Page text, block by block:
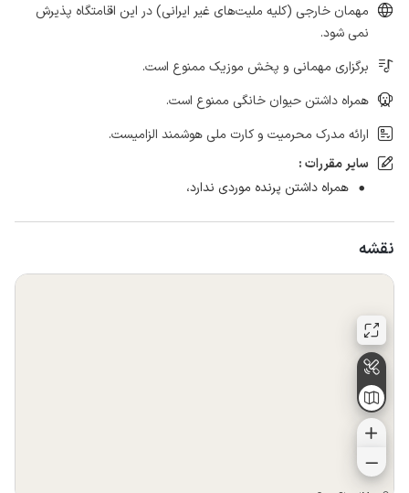
مهمان خارجی (کلیه ملیت‌های غیر ایرانی) در این اقامتگاه پذیرش
نمی شود.
برگزاری مهمانی و پخش موزیک ممنوع است.
همراه داشتن حیوان خانگی ممنوع است.
ارائه مدرک محرمیت و کارت ملی هوشمند الزامیست.
سایر مقررات :
همراه داشتن پرنده موردی ندارد‌،
نقشه